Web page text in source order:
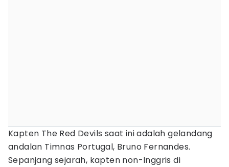
Kapten The Red Devils saat ini adalah gelandang
andalan Timnas Portugal, Bruno Fernandes.
Sepanjang sejarah, kapten non-Inggris di